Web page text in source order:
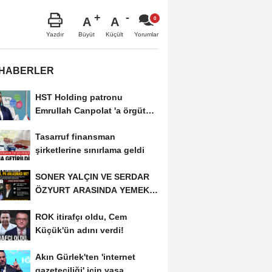
Yazdır
A
Büyüt
A
Küçült Yorumlar
HST Holding patronu
Emrullah Canpolat 'a örgüt
Tasarruf finansman
şirketlerine sınırlama geldi
SONER YALÇIN VE SERDAR
ÖZYURT ARASINDA YEMEK
ROK itirafçı oldu, Cem
Küçük'ün adını verdi!
Akın Gürlek'ten 'internet